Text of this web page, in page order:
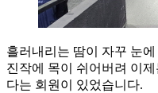
흘러내리는 땀이 자꾸 눈
진작에 목이 쉬어버려 이
다는 회원이 있었습니다.